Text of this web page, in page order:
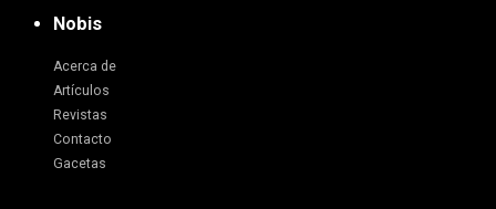
Nobis
Acerca de
Artículos
Revistas
Contacto
Gacetas